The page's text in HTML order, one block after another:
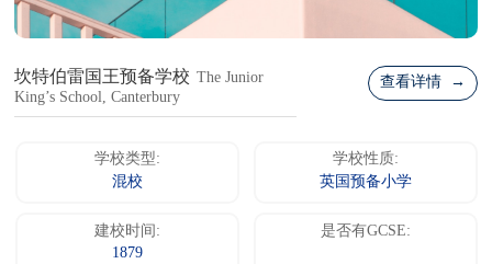
坎特伯雷国王预备学校 The Junior
King’s School, Canterbury
查看详情 →
学校类型:
混校
学校性质:
英国预备小学
建校时间:
1879
是否有GCSE: